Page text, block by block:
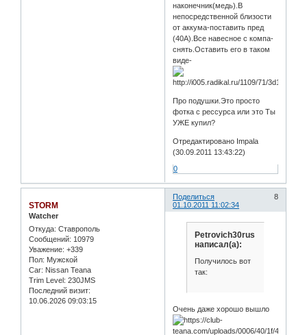
наконечник(медь).В
непосредственной близости
от аккума-поставить пред
(40А).Все навесное с компа-
снять.Оставить его в таком
виде-
Про подушки.Это просто
фотка с рессурса или это Ты
УЖЕ купил?
Отредактировано Impala
(30.09.2011 13:43:22)
0
Поделиться
8
01.10.2011 11:02:34
STORM
Watcher
Откуда: Ставрополь
Сообщений: 10979
Уважение: +339
Пол: Мужской
Car: Nissan Teana
Trim Level: 230JMS
Последний визит:
10.06.2026 09:03:15
Petrovich30rus
написал(а):
Получилось вот
так:
Очень даже хорошо вышло